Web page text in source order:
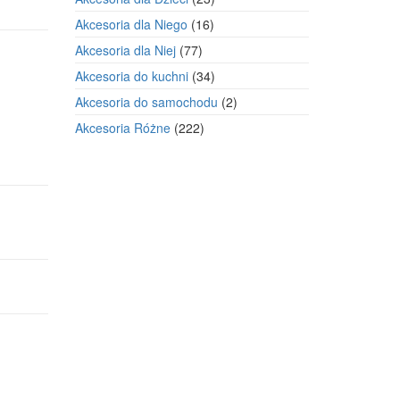
produkty
Akcesoria dla Niego 1616
Akcesoria dla Niej 7777
produktów
Akcesoria do kuchni 3434
produkty
Akcesoria do samochodu 22
Akcesoria Różne 222222